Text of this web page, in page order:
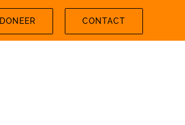
DONEER CONTACT